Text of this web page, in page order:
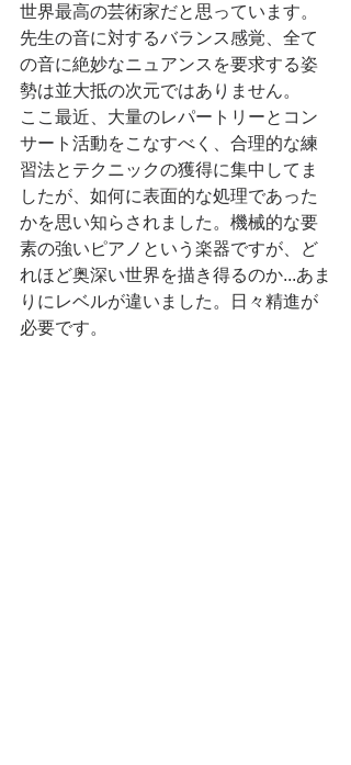
世界最高の芸術家だと思っています。
先生の音に対するバランス感覚、全て
の音に絶妙なニュアンスを要求する姿
勢は並大抵の次元ではありません。
ここ最近、大量のレパートリーとコン
サート活動をこなすべく、合理的な練
習法とテクニックの獲得に集中してま
したが、如何に表面的な処理であった
かを思い知らされました。機械的な要
素の強いピアノという楽器ですが、ど
れほど奥深い世界を描き得るのか...あま
りにレベルが違いました。日々精進が
必要です。